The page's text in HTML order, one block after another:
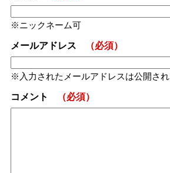
ニックネーム可
メールアドレス （必須）
入力されたメールアドレスは公開さ
コメント （必須）